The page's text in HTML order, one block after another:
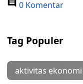
0 Komentar
Tag Populer
aktivitas ekonomi